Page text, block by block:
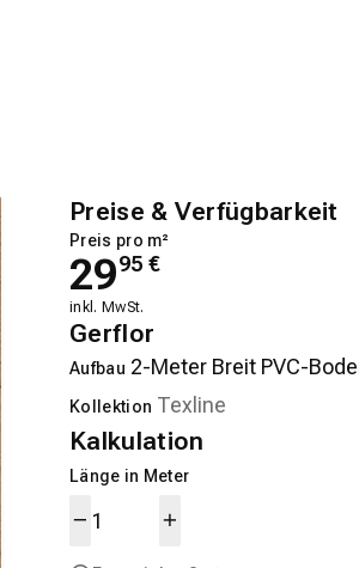
Preise & Verfügbarkeit
Preis pro m²
2995 €
inkl. MwSt.
Gerflor
Aufbau
Kollektion
Kalkulation
Länge in Meter